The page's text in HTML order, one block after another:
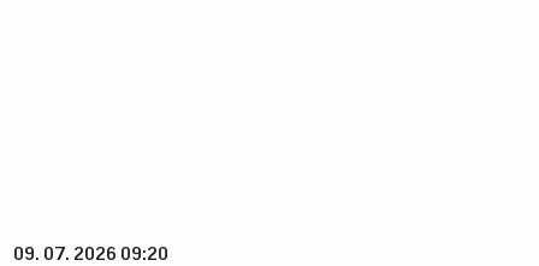
09. 07. 2026 09:20